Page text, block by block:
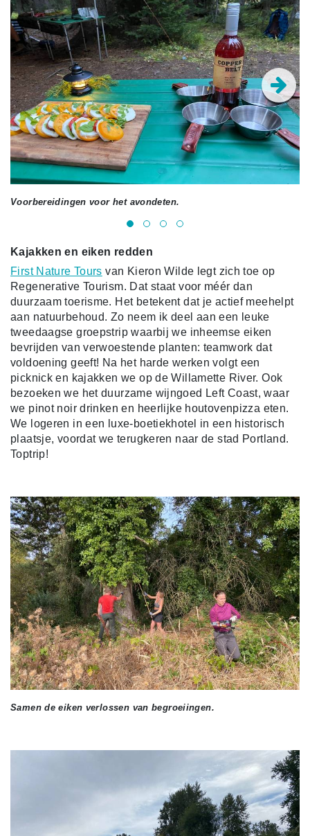
Voorbereidingen voor het avondeten.
Kajakken en eiken redden
First Nature Tours van Kieron Wilde legt zich toe op
Regenerative Tourism. Dat staat voor méér dan
duurzaam toerisme. Het betekent dat je actief meehelpt
aan natuurbehoud. Zo neem ik deel aan een leuke
tweedaagse groepstrip waarbij we inheemse eiken
bevrijden van verwoestende planten: teamwork dat
voldoening geeft! Na het harde werken volgt een
picknick en kajakken we op de Willamette River. Ook
bezoeken we het duurzame wijngoed Left Coast, waar
we pinot noir drinken en heerlijke houtovenpizza eten.
We logeren in een luxe-boetiekhotel in een historisch
plaatsje, voordat we terugkeren naar de stad Portland.
Toptrip!
Samen de eiken verlossen van begroeiingen.